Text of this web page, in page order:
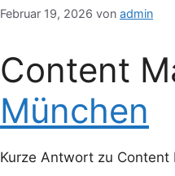
Februar 19, 2026 von admin
Content
München
Kurze Antwort zu Content